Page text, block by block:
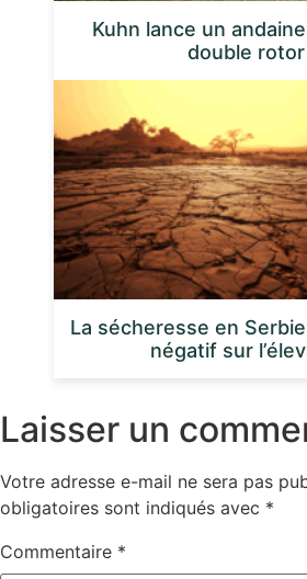
Kuhn lance un
double rotor
La sécheresse en
négatif sur
Laisser un
Votre adresse e-mail ne sera pas
obligatoires sont indiqués avec *
Commentaire *